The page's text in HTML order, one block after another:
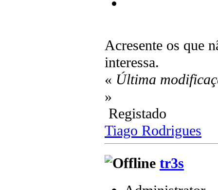
Acresente os que
interessa.
« Última
»
Registado
Tiago Rodrigues
tr3s